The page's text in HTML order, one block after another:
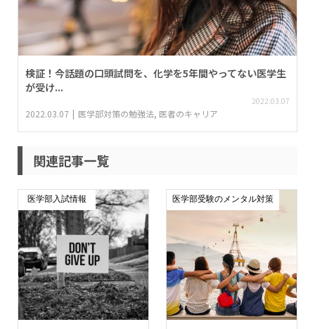
検証！今話題の口頭試問を、化学を5年間やってない医学生
が受け...
2022.03.07
2022.03.07 医学部対策の勉強法, 医者のキャリア
関連記事一覧
医学部入試情報 医学部受験のメンタル対策